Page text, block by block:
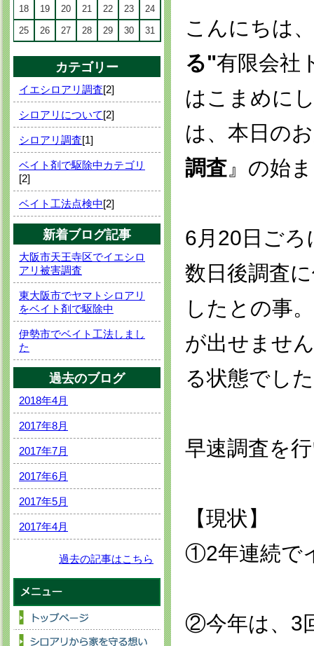
18 19 20 21 22 23 24
25 26 27 28 29 30 31
カテゴリー
イエシロアリ調査[2]
シロアリについて[2]
シロアリ調査[1]
ベイト剤で駆除中カテゴリ
[2]
ベイト工法点検中[2]
新着ブログ記事
大阪市天王寺区でイエシロ
アリ被害調査
東大阪市でヤマトシロアリ
をベイト剤で駆除中
伊勢市でベイト工法しまし
た
過去のブログ
2018年4月
2017年8月
2017年7月
2017年6月
2017年5月
2017年4月
過去の記事はこちら
こんにちは
る"有限会社
はこまめに
は、本日の
調査 』の始
6月20日ご
数日後調査
したとの事
が出せませ
る状態でし
早速調査を
【現状】
①2年連続で
②今年は、3